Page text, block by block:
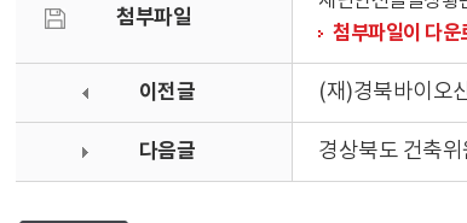
첨부파일
첨부파일이 다운
이전글 (재)경북바이오
다음글 경상북도 건축